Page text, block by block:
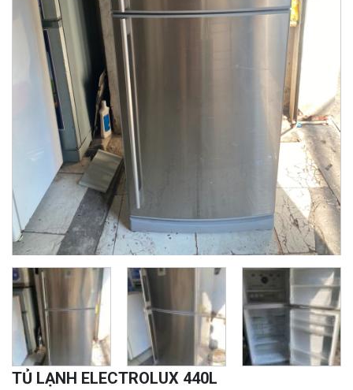
TỦ LẠNH ELECTROLUX 440L